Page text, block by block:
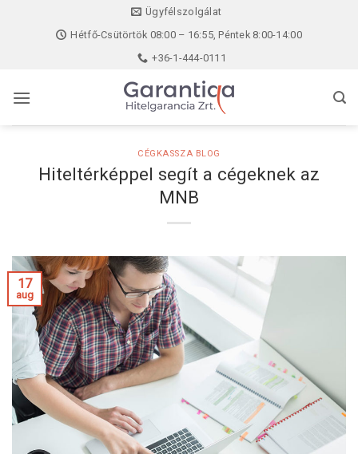
Ügyfélszolgálat
Hétfő-Csütörtök 08:00 – 16:55, Péntek 8:00-14:00
+36-1-444-0111
CÉGKASSZA BLOG
Hiteltérképpel segít a cégeknek az
MNB
17
aug